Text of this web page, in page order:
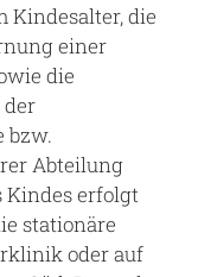
Kindesalter, die
einer
die
bzw.
Abteilung
Kindes erfolgt
stationäre
oder auf